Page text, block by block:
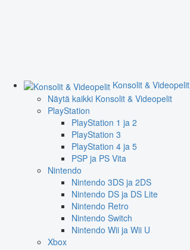
Konsolit & Videopelit
Näytä kaikki Konsolit & Videopelit
PlayStation
PlayStation 1 ja 2
PlayStation 3
PlayStation 4 ja 5
PSP ja PS Vita
Nintendo
Nintendo 3DS ja 2DS
Nintendo DS ja DS Lite
Nintendo Retro
Nintendo Switch
Nintendo Wii ja Wii U
Xbox